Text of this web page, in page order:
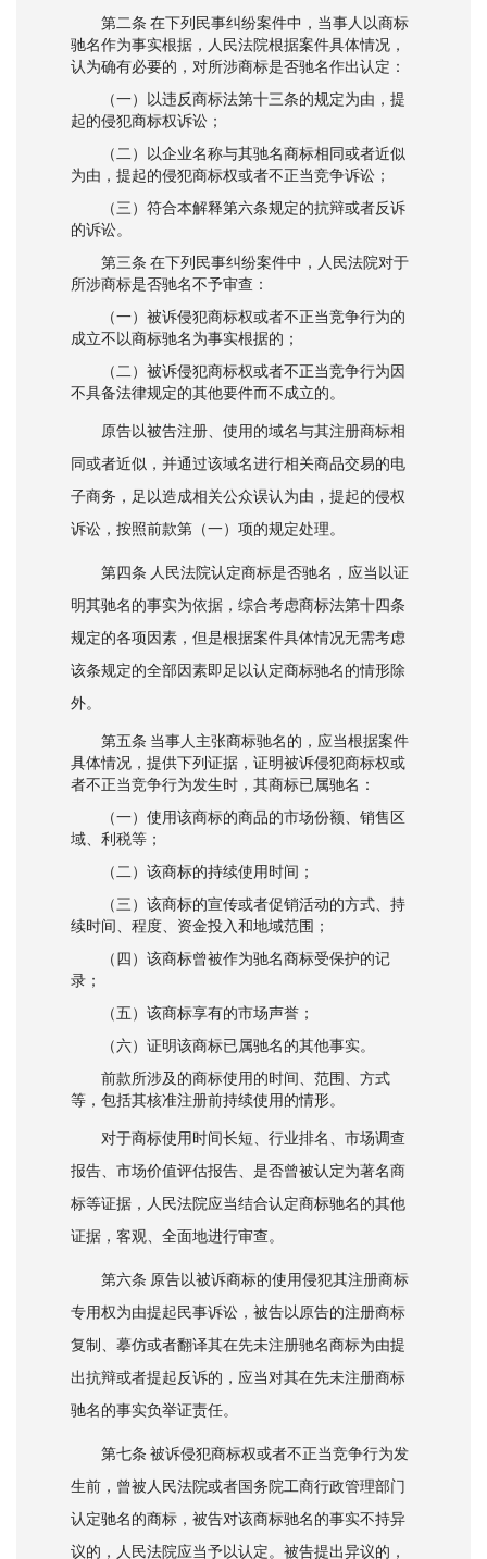
第二条 在下列民事纠纷案件中，当事人以商标
驰名作为事实根据，人民法院根据案件具体情况，
认为确有必要的，对所涉商标是否驰名作出认定：
（一）以违反商标法第十三条的规定为由，提
起的侵犯商标权诉讼；
（二）以企业名称与其驰名商标相同或者近似
为由，提起的侵犯商标权或者不正当竞争诉讼；
（三）符合本解释第六条规定的抗辩或者反诉
的诉讼。
第三条 在下列民事纠纷案件中，人民法院对于
所涉商标是否驰名不予审查：
（一）被诉侵犯商标权或者不正当竞争行为的
成立不以商标驰名为事实根据的；
（二）被诉侵犯商标权或者不正当竞争行为因
不具备法律规定的其他要件而不成立的。
原告以被告注册、使用的域名与其注册商标相
同或者近似，并通过该域名进行相关商品交易的电
子商务，足以造成相关公众误认为由，提起的侵权
诉讼，按照前款第（一）项的规定处理。
第四条 人民法院认定商标是否驰名，应当以证
明其驰名的事实为依据，综合考虑商标法第十四条
规定的各项因素，但是根据案件具体情况无需考虑
该条规定的全部因素即足以认定商标驰名的情形除
外。
第五条 当事人主张商标驰名的，应当根据案件
具体情况，提供下列证据，证明被诉侵犯商标权或
者不正当竞争行为发生时，其商标已属驰名：
（一）使用该商标的商品的市场份额、销售区
域、利税等；
（二）该商标的持续使用时间；
（三）该商标的宣传或者促销活动的方式、持
续时间、程度、资金投入和地域范围；
（四）该商标曾被作为驰名商标受保护的记
录；
（五）该商标享有的市场声誉；
（六）证明该商标已属驰名的其他事实。
前款所涉及的商标使用的时间、范围、方式
等，包括其核准注册前持续使用的情形。
对于商标使用时间长短、行业排名、市场调查
报告、市场价值评估报告、是否曾被认定为著名商
标等证据，人民法院应当结合认定商标驰名的其他
证据，客观、全面地进行审查。
第六条 原告以被诉商标的使用侵犯其注册商标
专用权为由提起民事诉讼，被告以原告的注册商标
复制、摹仿或者翻译其在先未注册驰名商标为由提
出抗辩或者提起反诉的，应当对其在先未注册商标
驰名的事实负举证责任。
第七条 被诉侵犯商标权或者不正当竞争行为发
生前，曾被人民法院或者国务院工商行政管理部门
认定驰名的商标，被告对该商标驰名的事实不持异
议的，人民法院应当予以认定。被告提出异议的，